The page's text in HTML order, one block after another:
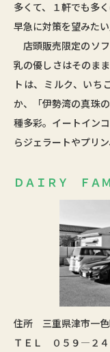
多くて、１軒でも多
早急に対策を望みた
店頭販売限定のソ
乳の優しさはそのま
トは、ミルク、いち
か、「伊勢湾の真珠
種多彩。イートイン
らジェラートやプリ
ＤＡＩＲＹ ＦＡ
住所 三重県津市一
ＴＥＬ ０５９―２